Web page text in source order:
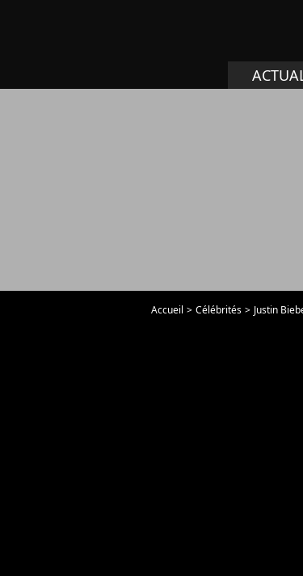
Accueil Célébrités Justin